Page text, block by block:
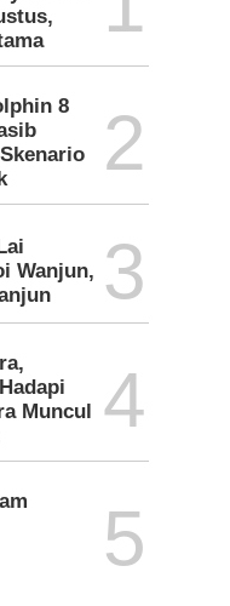
8
2
Wanjun, 3
Muncul 4
5